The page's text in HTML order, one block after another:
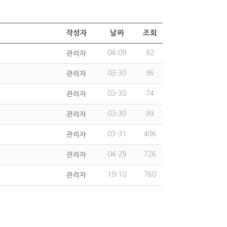
작성자 날짜 조회
관리자 04-09 92
관리자 03-30 96
관리자 03-30 74
관리자 03-30 99
관리자 03-31 406
관리자 04-29 726
관리자 10-10 760